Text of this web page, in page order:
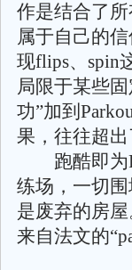
作是结合了
属于自己的
现flips、spin
局限于某些
功”加到
果，往往超出
跑酷即为
练场，一切
是废弃的房屋
来自法文的